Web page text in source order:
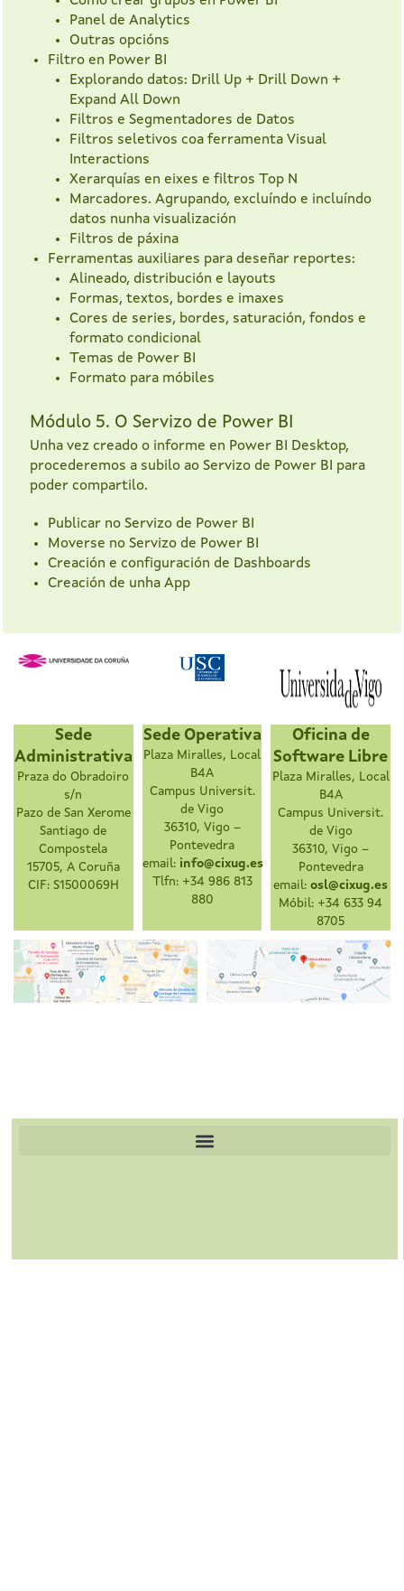
Panel de Analytics
Outras opcións
Filtro en Power BI
Explorando datos: Drill Up + Drill Down +
Expand All Down
Filtros e Segmentadores de Datos
Filtros seletivos coa ferramenta Visual
Interactions
Xerarquías en eixes e filtros Top N
Marcadores. Agrupando, excluíndo e incluíndo
datos nunha visualización
Filtros de páxina
Ferramentas auxiliares para deseñar reportes:
Alineado, distribución e layouts
Formas, textos, bordes e imaxes
Cores de series, bordes, saturación, fondos e
formato condicional
Temas de Power BI
Formato para móbiles
Módulo 5. O Servizo de Power BI
Unha vez creado o informe en Power BI Desktop,
procederemos a subilo ao Servizo de Power BI para
poder compartilo.
Publicar no Servizo de Power BI
Moverse no Servizo de Power BI
Creación e configuración de Dashboards
Creación de unha App
Sede
Administrativa
Praza do Obradoiro
s/n
Pazo de San Xerome
Santiago de
Compostela
15705, A Coruña
CIF: S1500069H
Sede Operativa
Plaza Miralles, Local
B4A
Campus Universit.
de Vigo
36310, Vigo –
Pontevedra
email: info@cixug.es
Tlfn: +34 986 813
880
Oficina de
Software Libre
Plaza Miralles, Local
B4A
Campus Universit.
de Vigo
36310, Vigo –
Pontevedra
email:osl@cixug.es
Móbil: +34 633 94
8705